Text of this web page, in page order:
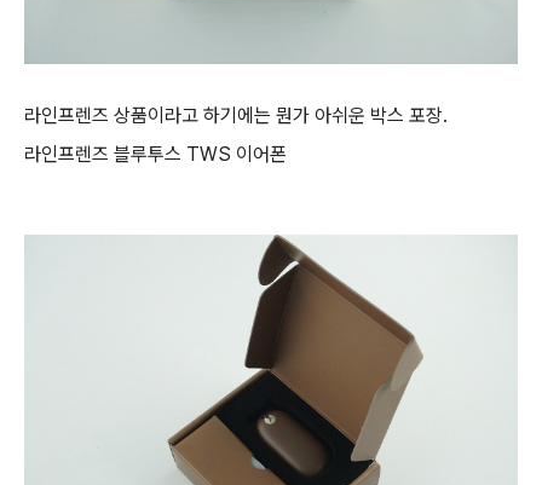
라인프렌즈 상품이라고 하기에는 뭔가 아쉬운 박스 포장.
라인프렌즈 블루투스 TWS 이어폰